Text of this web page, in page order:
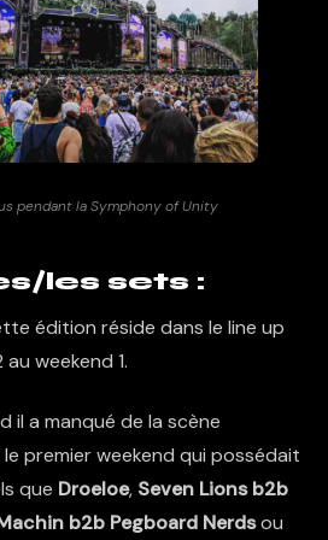
pendant la Symphony of Unity
les sets :
édition réside dans le line up
weekend 1.
il a manqué de la scène
premier weekend qui possédait
que Droeloe, Seven Lions b2b
b2b Pegboard Nerdsou